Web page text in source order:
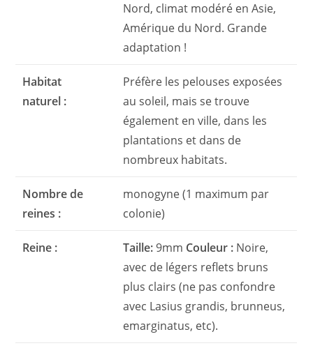
Nord, climat modéré en Asie,
Amérique du Nord. Grande
adaptation !
Habitat
naturel :
Préfère les pelouses exposées
au soleil, mais se trouve
également en ville, dans les
plantations et dans de
nombreux habitats.
Nombre de
reines :
monogyne (1 maximum par
colonie)
Reine : Taille: 9mm Couleur : Noire,
avec de légers reflets bruns
plus clairs (ne pas confondre
avec Lasius grandis, brunneus,
emarginatus, etc).